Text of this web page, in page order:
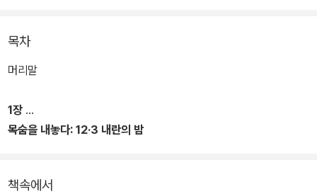
을 실었다. 또한 〈오마이TV〉 등과 진행한 인터뷰를 기반으로 핵심 내
용을 재구성했다. 이재명의 인생과 정치철학, 그리고 이재명이 국민
이 책을 출간한 이유에 대해 저자 이재명 전 대표는 “내란에 저항하고
목차
머리말
1장
목숨을 내놓다: 12·3 내란의 밤
책속에서